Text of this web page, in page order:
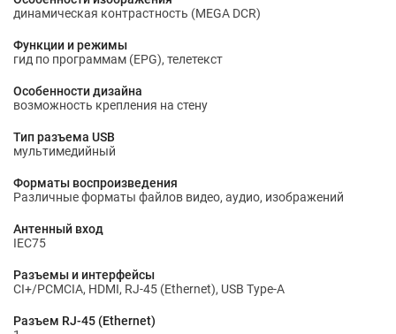
динамическая контрастность (MEGA DCR)
Функции и режимы
гид по программам (EPG), телетекст
Особенности дизайна
возможность крепления на стену
Тип разъема USB
мультимедийный
Форматы воспроизведения
Различные форматы файлов видео, аудио, изображений
Антенный вход
IEC75
Разъемы и интерфейсы
CI+/PCMCIA, HDMI, RJ-45 (Ethernet), USB Type-A
Разъем RJ-45 (Ethernet)